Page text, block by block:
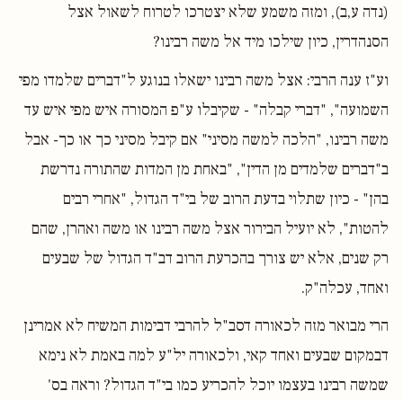
(נדה ע,ב), ומזה משמע שלא יצטרכו לטרוח לשאול אצל
הסנהדרין, כיון שילכו מיד אל משה רבינו?
וע"ז ענה הרבי: אצל משה רבינו ישאלו בנוגע ל"דברים שלמדו מפי
השמועה", "דברי קבלה" - שקיבלו ע"פ המסורה איש מפי איש עד
משה רבינו, "הלכה למשה מסיני" אם קיבל מסיני כך או כך- אבל
ב"דברים שלמדים מן הדין", "באחת מן המדות שהתורה נדרשת
בהן" - כיון שתלוי בדעת הרוב של בי"ד הגדול, "אחרי רבים
להטות", לא יועיל הבירור אצל משה רבינו או משה ואהרן, שהם
רק שנים, אלא יש צורך בהכרעת הרוב דב"ד הגדול של שבעים
ואחד, עכלה"ק.
הרי מבואר מזה לכאורה דסב"ל להרבי דבימות המשיח לא אמרינן
דבמקום שבעים ואחד קאי, ולכאורה יל"ע למה באמת לא נימא
שמשה רבינו בעצמו יוכל להכריע כמו בי"ד הגדול? וראה בס'